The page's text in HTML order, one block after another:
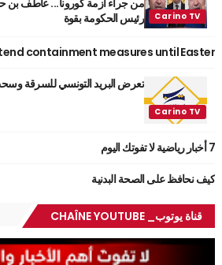
رئيس الحكومة بقوة
containment measures until Easter
تعرض البريد التونسي للسرقة
7 أخبار رياضية لا تفوتك اليوم
كيف نحافظ على الصحة البدنية
قناة يوتوب_ CHAÎNE YOUTUBE